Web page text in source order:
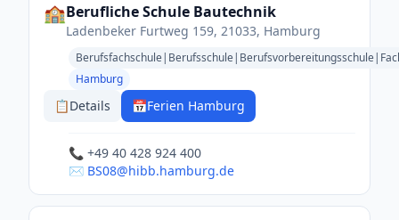
🏫Berufliche Schule Bautechnik
Ladenbeker Furtweg 159, 21033, Hamburg
Hamburg
📋Details 📅Ferien Hamburg
📞 +49 40 428 924 400
✉️ BS08@hibb.hamburg.de